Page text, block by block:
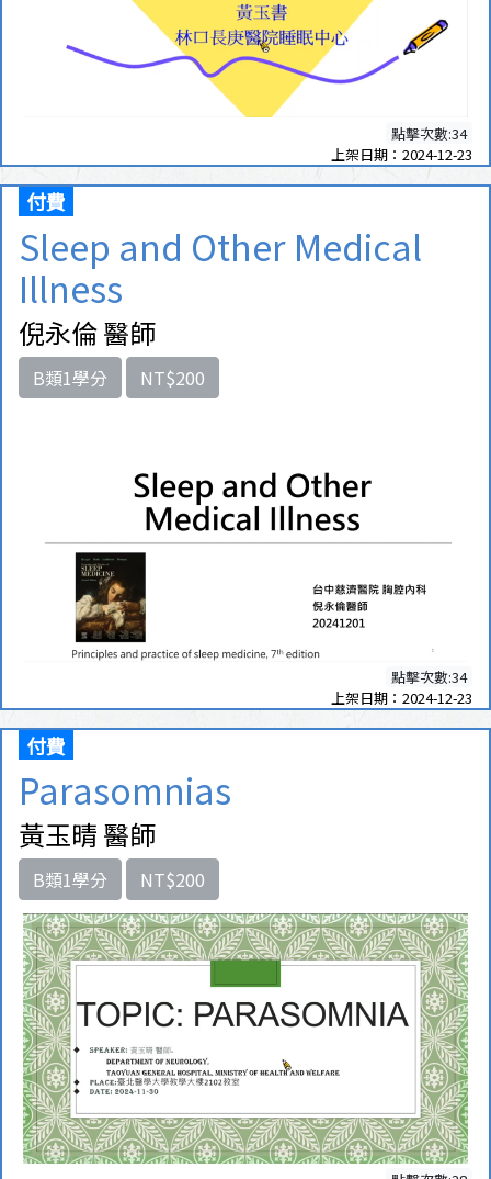
點擊次數:34
上架日期：2024-12-23
付費
Sleep and Other Medical
Illness
倪永倫 醫師
B類1學分 NT$200
點擊次數:34
上架日期：2024-12-23
付費
Parasomnias
黃玉晴 醫師
B類1學分 NT$200